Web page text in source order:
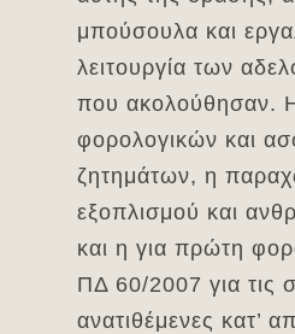
μπούσουλα και
λειτουργία των
που ακολούθησαν.
φορολογικών και
ζητημάτων, η
εξοπλισμού και
και η για πρώτη
ΠΔ 60/2007 για τις
ανατιθέμενες κατ’